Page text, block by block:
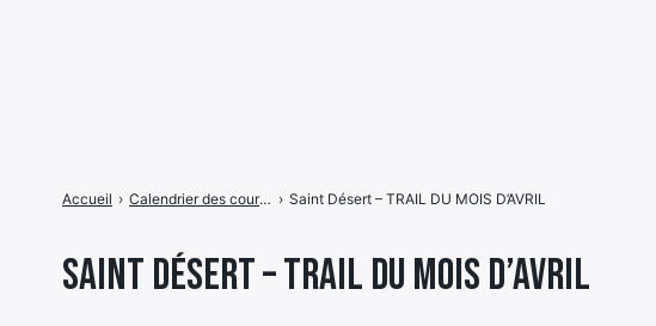
Saint Désert – TRAIL DU MOIS D’AVRIL
Accueil › Calendrier des courses › Saint Désert – TRAIL DU MOIS D’AVRIL